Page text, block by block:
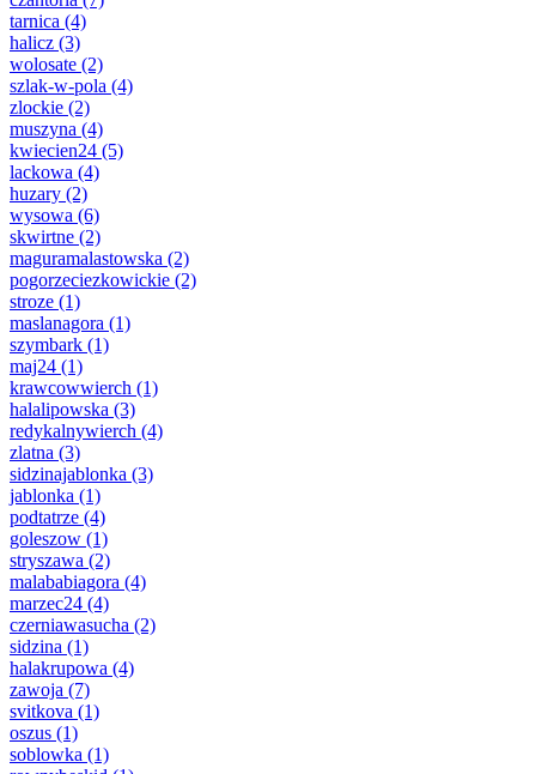
tarnica (4)
halicz (3)
wolosate (2)
szlak-w-pola (4)
zlockie (2)
muszyna (4)
kwiecien24 (5)
lackowa (4)
huzary (2)
wysowa (6)
skwirtne (2)
maguramalastowska (2)
pogorzeciezkowickie (2)
stroze (1)
maslanagora (1)
szymbark (1)
maj24 (1)
krawcowwierch (1)
halalipowska (3)
redykalnywierch (4)
zlatna (3)
sidzinajablonka (3)
jablonka (1)
podtatrze (4)
goleszow (1)
stryszawa (2)
malababiagora (4)
marzec24 (4)
czerniawasucha (2)
sidzina (1)
halakrupowa (4)
zawoja (7)
svitkova (1)
oszus (1)
soblowka (1)